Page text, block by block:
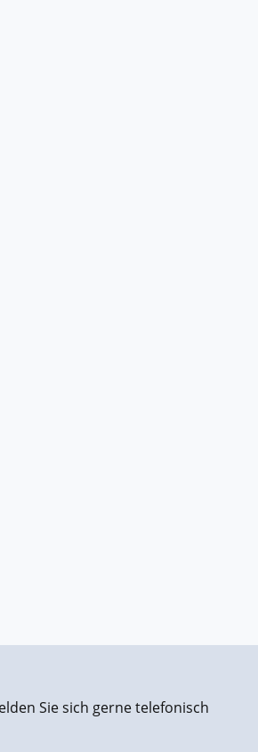
Sie sich gerne telefonisch